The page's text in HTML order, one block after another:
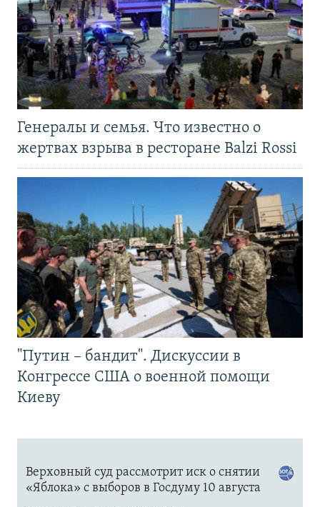
Генералы и семья. Что известно о
жертвах взрыва в ресторане Balzi Rossi
"Путин – бандит". Дискуссии в
Конгрессе США о военной помощи
Киеву